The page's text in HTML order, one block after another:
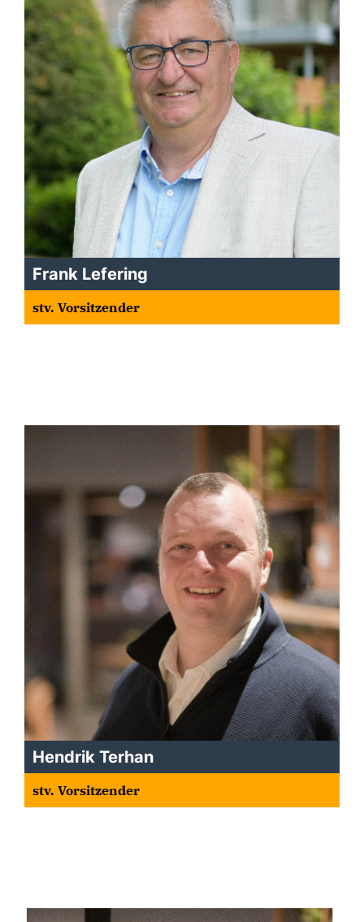
Frank Lefering
stv. Vorsitzender
Hendrik Terhan
stv. Vorsitzender